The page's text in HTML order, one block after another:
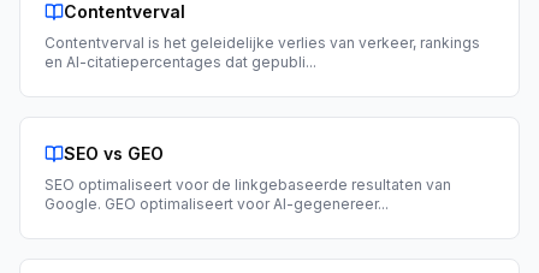
Contentverval
Contentverval is het geleidelijke verlies van verkeer, rankings
en AI-citatiepercentages dat gepubli...
SEO vs GEO
SEO optimaliseert voor de linkgebaseerde resultaten van
Google. GEO optimaliseert voor AI-gegenereer...